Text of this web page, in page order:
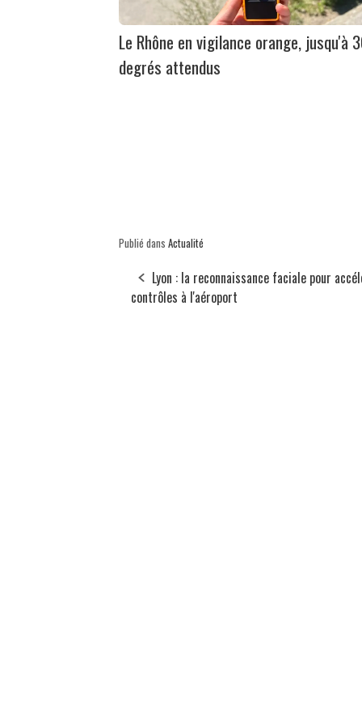
Le Rhône en vigilance orange, jusqu'à
degrés attendus
Publié dans Actualité
Lyon : la reconnaissance faciale pour
contrôles à l'aéroport